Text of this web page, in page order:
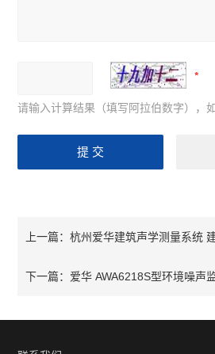
请输入计算结果（填写阿拉伯数字），
上一篇：杭州爱华建筑声学测量系统
下一篇： 爱华 AWA6218S型环境噪声